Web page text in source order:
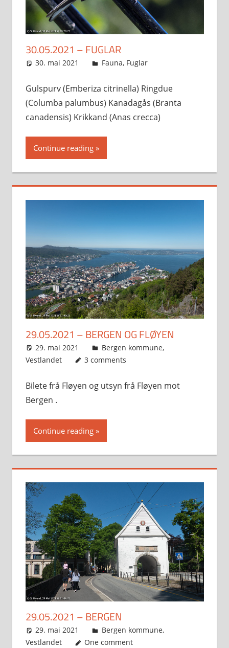
30.05.2021 – FUGLAR
30. mai 2021 Svein
Fauna, Fuglar
Gulspurv (Emberiza citrinella) Ringdue
(Columba palumbus) Kanadagås (Branta
canadensis) K⁠rikkand (A⁠nas crecca)
Continue reading
29.05.2021 – BERGEN OG FLØYEN
29. mai 2021 Svein
Bergen kommune,
Vestlandet
3 comments
Bilete frå Fløyen og utsyn frå Fløyen mot
Bergen .
Continue reading
29.05.2021 – BERGEN
29. mai 2021 Svein
Bergen kommune,
Vestlandet
One comment